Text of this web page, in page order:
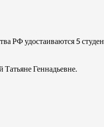
РФ удостаиваются 5
Татьяне Геннадьевне.